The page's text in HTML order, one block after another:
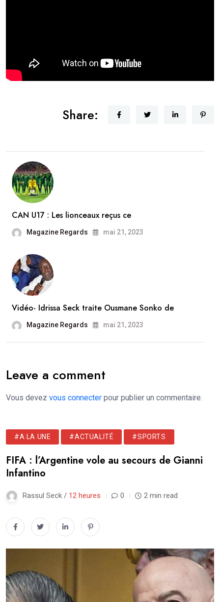
Share:
CAN U17 : Les lionceaux reçus ce
Magazine Regards mai 21, 2023
Vidéo- Idrissa Seck traite Ousmane Sonko de
Magazine Regards mai 21, 2023
Leave a comment
Vous devez vous connecter pour publier un commentaire.
#A LA UNE #ACTUALITÉ #SPORTS
FIFA : l’Argentine vole au secours de Gianni
Infantino
Rassul Seck / 12 heures 0 2 min read